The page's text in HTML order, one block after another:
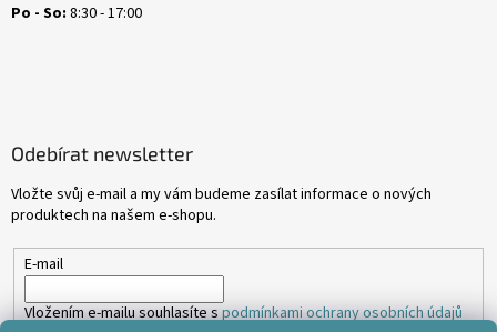
Po - So: 8:30 - 17:00
Odebírat newsletter
Vložte svůj e-mail a my vám budeme zasílat informace o nových
produktech na našem e-shopu.
E-mail
Vložením e-mailu souhlasíte spodmínkami ochrany osobních údajů